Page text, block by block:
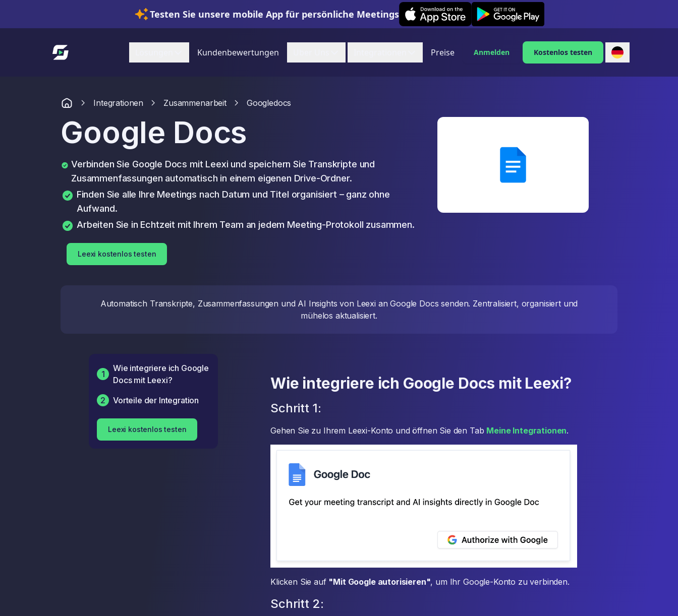
Testen Sie unsere mobile App für persönliche Meetings
Leexi on iOS Leexi on Android
Link zur Startseite
Kundenbewertungen Preise Anmelden Kostenlos testen
Integrationen Zusammenarbeit Googledocs
Google Docs
Verbinden Sie Google Docs mit Leexi und speichern Sie Transkripte und
Zusammenfassungen automatisch in einem eigenen Drive-Ordner.
Finden Sie alle Ihre Meetings nach Datum und Titel organisiert – ganz ohne
Aufwand.
Arbeiten Sie in Echtzeit mit Ihrem Team an jedem Meeting-Protokoll zusammen.
Leexi kostenlos testen
Automatisch Transkripte, Zusammenfassungen und AI Insights von Leexi an Google Docs senden. Zentralisiert, organisiert und
mühelos aktualisiert.
1
Wie integriere ich Google
Docs mit Leexi?
2
Vorteile der Integration
Leexi kostenlos testen
Wie integriere ich Google Docs mit Leexi?
Schritt 1:
Gehen Sie zu Ihrem Leexi-Konto und öffnen Sie den Tab Meine Integrationen.
Klicken Sie auf "Mit Google autorisieren", um Ihr Google-Konto zu verbinden.
Schritt 2: